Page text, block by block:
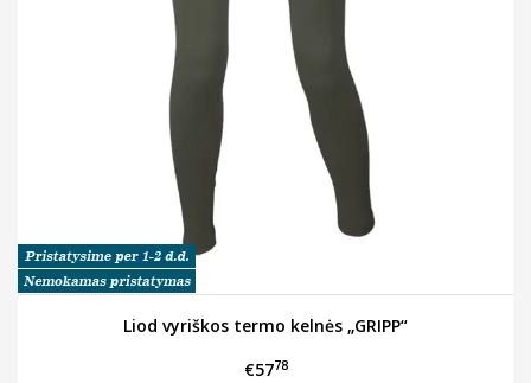
Liod vyriškos termo kelnės „GRIPP“
€5778